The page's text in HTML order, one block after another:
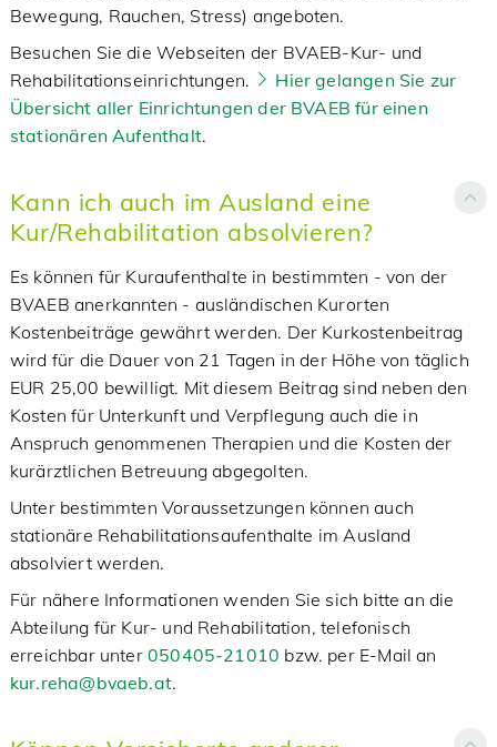
Bewegung, Rauchen, Stress) angeboten.
Besuchen Sie die Webseiten der BVAEB-Kur- und
Rehabilitationseinrichtungen.
Hier gelangen Sie zur
Übersicht aller Einrichtungen der BVAEB für einen
stationären Aufenthalt.
Kann ich auch im Ausland eine
Kur/Rehabilitation absolvieren?
Es können für Kuraufenthalte in bestimmten - von der
BVAEB anerkannten - ausländischen Kurorten
Kostenbeiträge gewährt werden. Der Kurkostenbeitrag
wird für die Dauer von 21 Tagen in der Höhe von täglich
EUR 25,00 bewilligt. Mit diesem Beitrag sind neben den
Kosten für Unterkunft und Verpflegung auch die in
Anspruch genommenen Therapien und die Kosten der
kurärztlichen Betreuung abgegolten.
Unter bestimmten Voraussetzungen können auch
stationäre Rehabilitationsaufenthalte im Ausland
absolviert werden.
Für nähere Informationen wenden Sie sich bitte an die
Abteilung für Kur- und Rehabilitation, telefonisch
erreichbar unter050405-21010 bzw. per E-Mail an
kur.reha@bvaeb.at.